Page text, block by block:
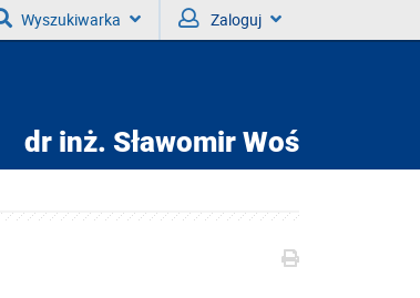
Wyszukiwarka Zaloguj
dr inż. Sławomir Woś